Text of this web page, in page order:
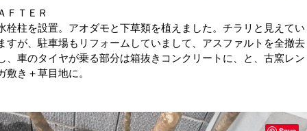
ＦＴＥＲ
栓柱を設置。アオダモと下草類を植えました。チラリと見えてい
すが、駐車場もリフォームしていまして、アスファルトを全撤去
、車のタイヤが乗る部分は箱抜きコンクリートに、と、古窯レン
敷き＋草目地に。